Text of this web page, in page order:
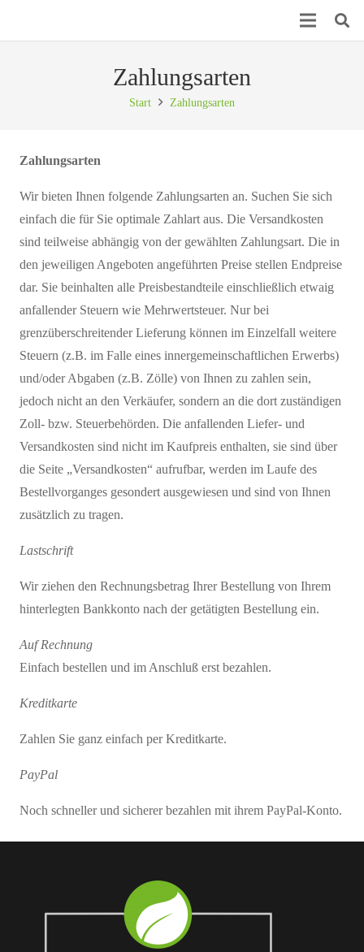
Zahlungsarten
Start Zahlungsarten
Zahlungsarten
Wir bieten Ihnen folgende Zahlungsarten an. Suchen Sie sich
einfach die für Sie optimale Zahlart aus. Die Versandkosten
sind teilweise abhängig von der gewählten Zahlungsart. Die in
den jeweiligen Angeboten angeführten Preise stellen Endpreise
dar. Sie beinhalten alle Preisbestandteile einschließlich etwaig
anfallender Steuern wie Mehrwertsteuer. Nur bei
grenzüberschreitender Lieferung können im Einzelfall weitere
Steuern (z.B. im Falle eines innergemeinschaftlichen Erwerbs)
und/oder Abgaben (z.B. Zölle) von Ihnen zu zahlen sein,
jedoch nicht an den Verkäufer, sondern an die dort zuständigen
Zoll- bzw. Steuerbehörden. Die anfallenden Liefer- und
Versandkosten sind nicht im Kaufpreis enthalten, sie sind über
die Seite „Versandkosten“ aufrufbar, werden im Laufe des
Bestellvorganges gesondert ausgewiesen und sind von Ihnen
zusätzlich zu tragen.
Lastschrift
Wir ziehen den Rechnungsbetrag Ihrer Bestellung von Ihrem
hinterlegten Bankkonto nach der getätigten Bestellung ein.
Auf Rechnung
Einfach bestellen und im Anschluß erst bezahlen.
Kreditkarte
Zahlen Sie ganz einfach per Kreditkarte.
PayPal
Noch schneller und sicherer bezahlen mit ihrem PayPal-Konto.